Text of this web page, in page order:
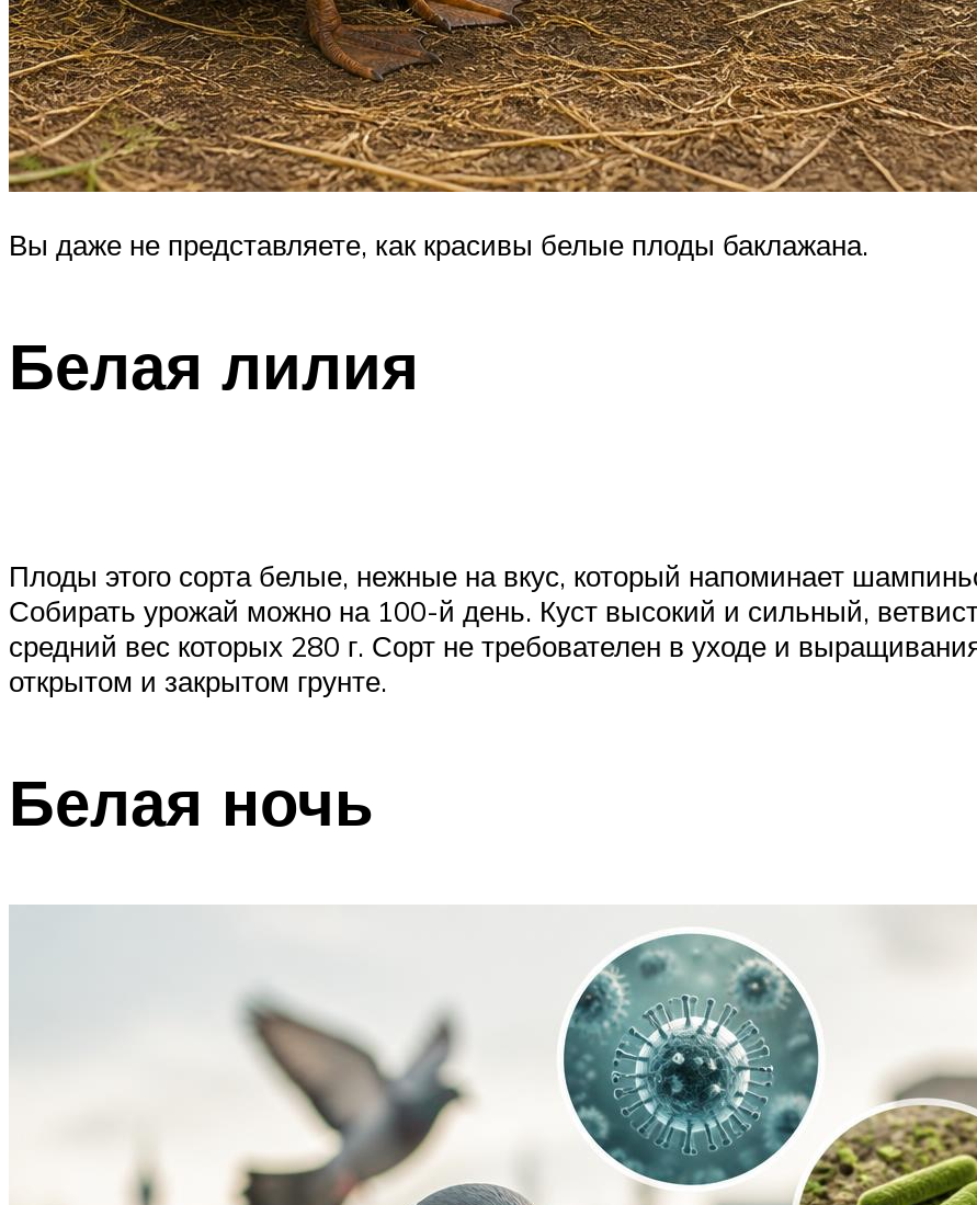
Вы даже не представляете, как красивы белые плоды баклажана.
Белая лилия
Плоды этого сорта белые, нежные на вкус, который напоминает
Собирать урожай можно на 100-й день. Куст высокий и сильный,
средний вес которых 280 г. Сорт не требователен в уходе и
открытом и закрытом грунте.
Белая ночь